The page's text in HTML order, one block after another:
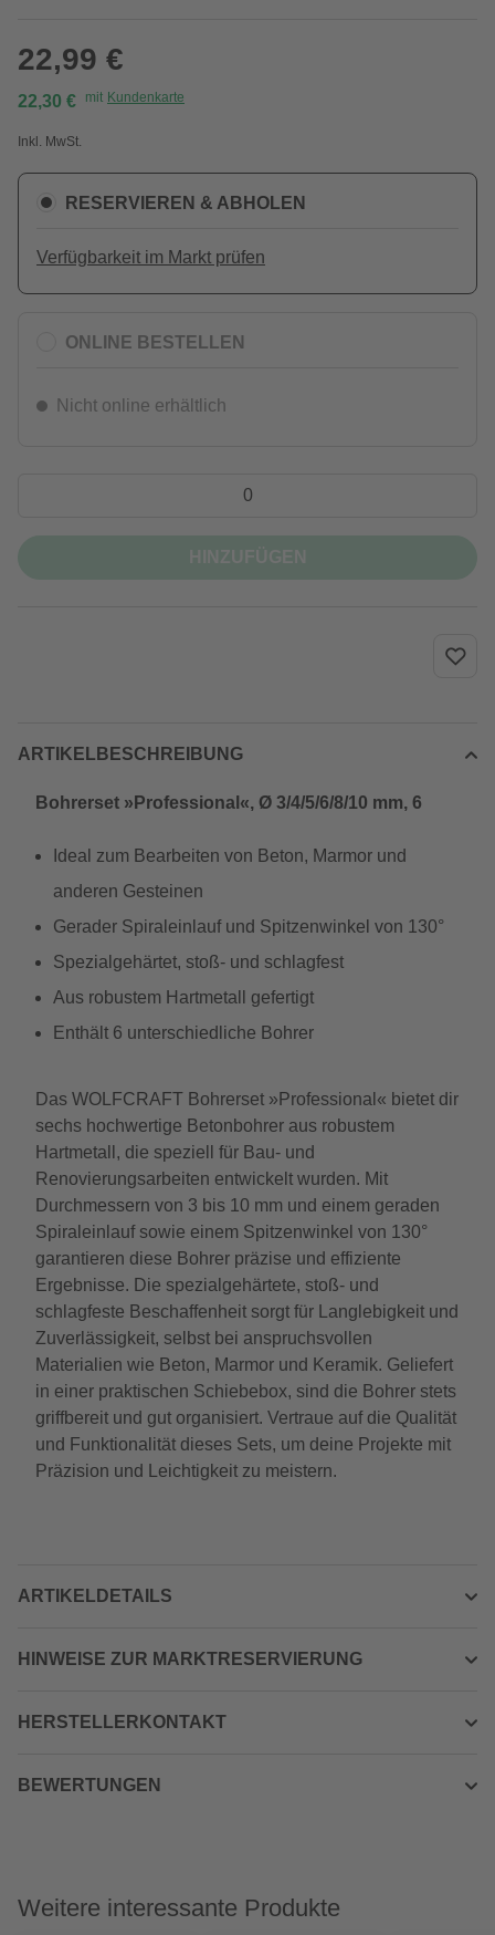
22,99 €
22,30 € mit Kundenkarte
Inkl. MwSt.
RESERVIEREN & ABHOLEN
Verfügbarkeit im Markt prüfen
ONLINE BESTELLEN
Nicht online erhältlich
ARTIKELBESCHREIBUNG
Bohrerset »Professional«, Ø 3/4/5/6/8/10 mm, 6
Ideal zum Bearbeiten von Beton, Marmor und
anderen Gesteinen
Gerader Spiraleinlauf und Spitzenwinkel von 130°
Spezialgehärtet, stoß- und schlagfest
Aus robustem Hartmetall gefertigt
Enthält 6 unterschiedliche Bohrer
Das WOLFCRAFT Bohrerset »Professional« bietet dir
sechs hochwertige Betonbohrer aus robustem
Hartmetall, die speziell für Bau- und
Renovierungsarbeiten entwickelt wurden. Mit
Durchmessern von 3 bis 10 mm und einem geraden
Spiraleinlauf sowie einem Spitzenwinkel von 130°
garantieren diese Bohrer präzise und effiziente
Ergebnisse. Die spezialgehärtete, stoß- und
schlagfeste Beschaffenheit sorgt für Langlebigkeit und
Zuverlässigkeit, selbst bei anspruchsvollen
Materialien wie Beton, Marmor und Keramik. Geliefert
in einer praktischen Schiebebox, sind die Bohrer stets
griffbereit und gut organisiert. Vertraue auf die Qualität
und Funktionalität dieses Sets, um deine Projekte mit
Präzision und Leichtigkeit zu meistern.
ARTIKELDETAILS
HINWEISE ZUR MARKTRESERVIERUNG
HERSTELLERKONTAKT
BEWERTUNGEN
Weitere interessante Produkte